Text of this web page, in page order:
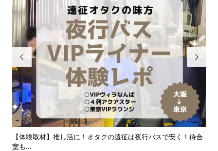

安く！待合 簡単キンブレリボンの作り方！安くて可愛いペンラリボ
